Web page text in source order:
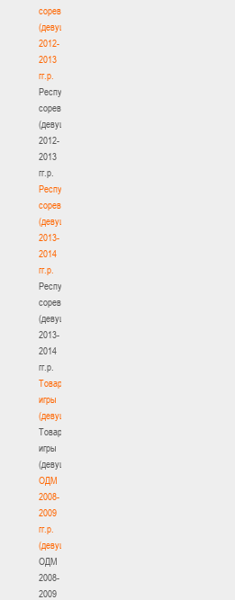
соревнования
(девушки)
2012-
2013
гг.р.
Республиканские
соревнования
(девушки)
2012-
2013
гг.р.
Республиканские
соревнования
(девушки)
2013-
2014
гг.р.
Республиканские
соревнования
(девушки)
2013-
2014
гг.р.
Товарищеские
игры
(девушки)
Товарищеские
игры
(девушки)
ОДМ
2008-
2009
гг.р.
(девушки)
ОДМ
2008-
2009